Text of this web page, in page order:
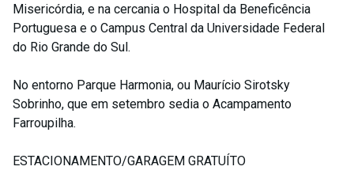
Misericórdia, e na cercania o Hospital da Beneficência
Portuguesa e o Campus Central da Universidade Federal
do Rio Grande do Sul.
No entorno Parque Harmonia, ou Maurício Sirotsky
Sobrinho, que em setembro sedia o Acampamento
Farroupilha.
ESTACIONAMENTO/GARAGEM GRATUÍTO